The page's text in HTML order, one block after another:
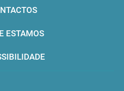
ESTAMOS